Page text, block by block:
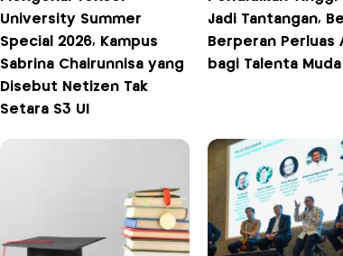
University Summer
Special 2026, Kampus
Sabrina Chairunnisa yang
Disebut Netizen Tak
Setara S3 UI
Jadi Tantangan,
Berperan Perluas
bagi Talenta Muda